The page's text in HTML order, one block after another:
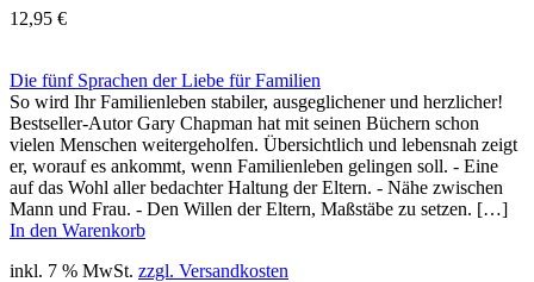
12,95 €
Die fünf Sprachen der Liebe für Familien
So wird Ihr Familienleben stabiler, ausgeglichener und herzlicher!
Bestseller-Autor Gary Chapman hat mit seinen Büchern schon
vielen Menschen weitergeholfen. Übersichtlich und lebensnah zeigt
er, worauf es ankommt, wenn Familienleben gelingen soll. - Eine
auf das Wohl aller bedachter Haltung der Eltern. - Nähe zwischen
Mann und Frau. - Den Willen der Eltern, Maßstäbe zu setzen. […]
In den Warenkorb
inkl. 7 % MwSt. zzgl. Versandkosten